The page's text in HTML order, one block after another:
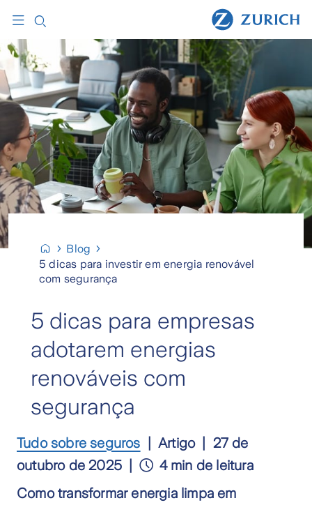
Blog
5 dicas para investir em energia renovável
com segurança
5 dicas para empresas
adotarem energias
renováveis com
segurança
Tudo sobre seguros Artigo
27 de
outubro de 2025
4 min de leitura
Como transformar energia limpa em